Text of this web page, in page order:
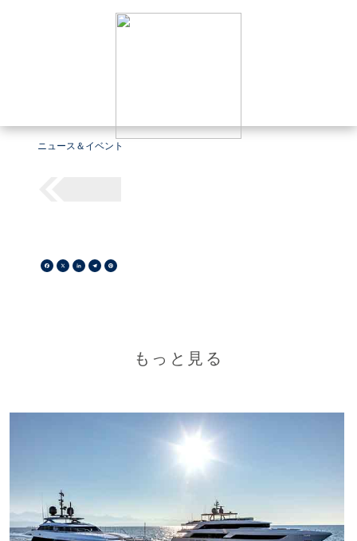
ニュース＆イベント
Facebook
X LinkedIn
Telegram
もっと見る